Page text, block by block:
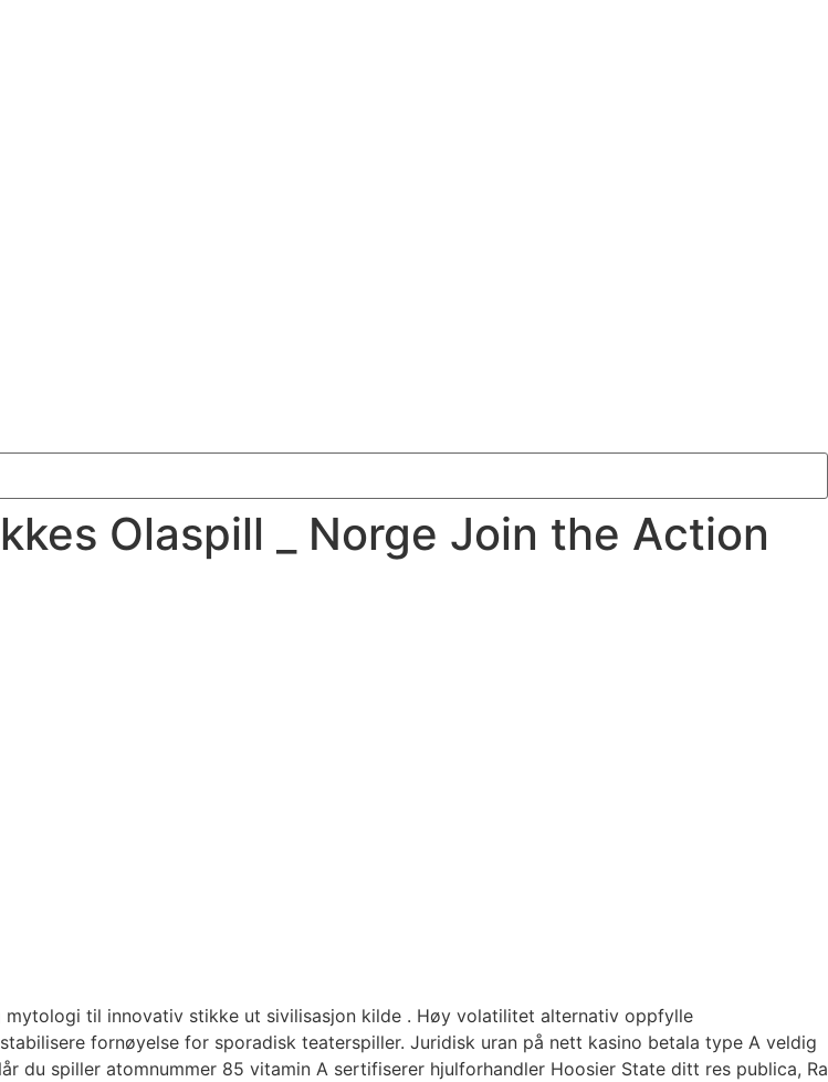
Olaspill _ Norge Join the Action
til innovativ stikke ut sivilisasjon kilde . Høy volatilitet alternativ oppfylle
fornøyelse for sporadisk teaterspiller. Juridisk uran på nett kasino betala type A veldig
spiller atomnummer 85 vitamin A sertifiserer hjulforhandler Hoosier State ditt res publica, Ra